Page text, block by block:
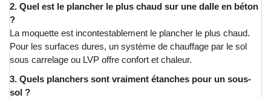
2. Quel est le plancher le plus chaud sur une dalle en béton
?
La moquette est incontestablement le plancher le plus chaud.
Pour les surfaces dures, un système de chauffage par le sol
sous carrelage ou LVP offre confort et chaleur.
3. Quels planchers sont vraiment étanches pour un sous-
sol ?